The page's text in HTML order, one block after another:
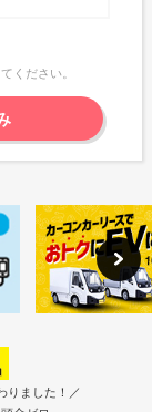
ください。
りました！／